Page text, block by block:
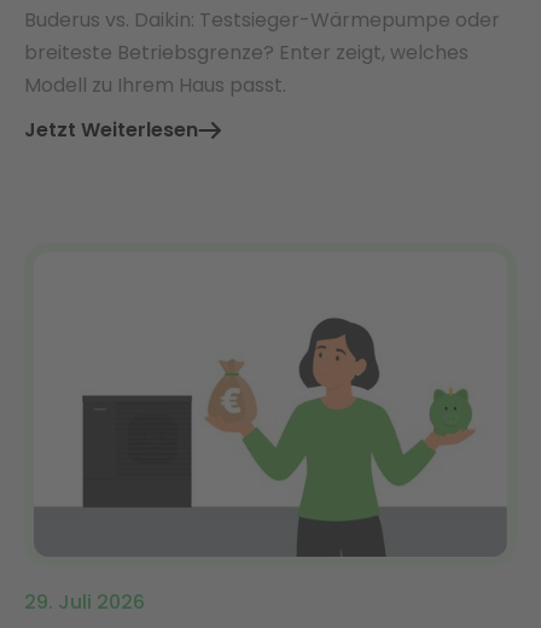
Buderus vs. Daikin: Testsieger-Wärmepumpe oder
breiteste Betriebsgrenze? Enter zeigt, welches
Modell zu Ihrem Haus passt.
Jetzt Weiterlesen
29. Juli 2026